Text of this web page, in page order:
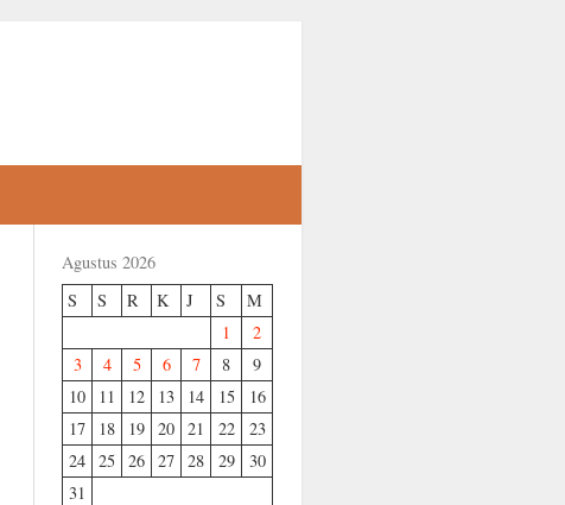
Agustus 2026
S
S R K J S
M
1
2
3
4 5 6 7 8
9
10
11 12 13 14 15
16
17
18 19 20 21 22
23
24 25 26 27 28 29
30
31